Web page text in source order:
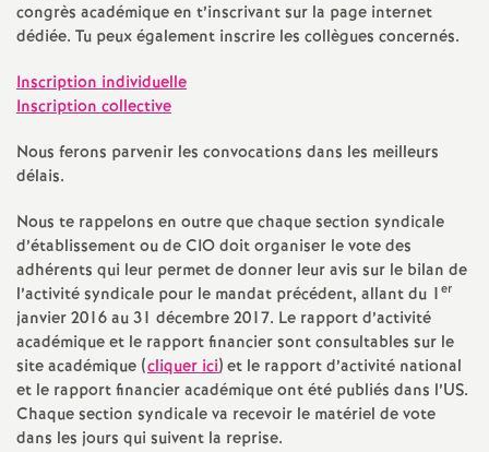
e
g
n
e
m
e
congrès académique en t’inscrivant sur la page internet
dédiée. Tu peux également inscrire les collègues concernés.
Inscription individuelle
Inscription collective
Nous ferons parvenir les convocations dans les meilleurs
délais.
Nous te rappelons en outre que chaque section syndicale
d’établissement ou de CIO doit organiser le vote des
adhérents qui leur permet de donner leur avis sur le bilan de
l’activité syndicale pour le mandat précédent, allant du 1er
janvier 2016 au 31 décembre 2017. Le rapport d’activité
académique et le rapport financier sont consultables sur le
site académique (cliquer ici) et le rapport d’activité national
et le rapport financier académique ont été publiés dans l’US.
Chaque section syndicale va recevoir le matériel de vote
dans les jours qui suivent la reprise.